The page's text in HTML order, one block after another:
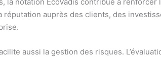
réputation auprès des clients, des
aussi la gestion des risques.